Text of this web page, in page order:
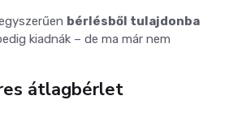
bérlésből tulajdonba
kiadnák – de ma már nem
átlagbérlet